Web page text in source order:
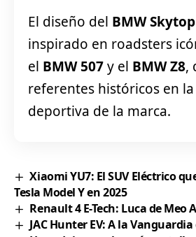
El diseño del BMW Skytop
inspirado en roadsters
el BMW 507y el BMW Z8,
referentes históricos en
deportiva de la marca.
Xiaomi YU7: El SUV Eléctrico
Tesla Model Y en 2025
Renault 4 E-Tech: Luca de Meo
JAC Hunter EV: A la Vanguardia